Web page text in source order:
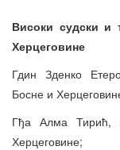
Високи судски и
Херцеговине
Гдин Зденко
Босне и
Гђа Алма Тирић,
Херцеговине;